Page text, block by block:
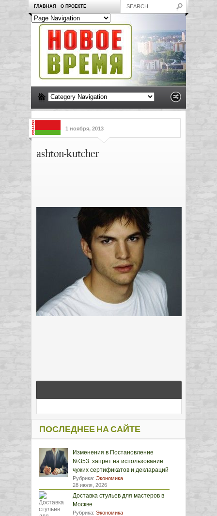
ГЛАВНАЯ О ПРОЕКТЕ
1 ноября, 2013
ashton-kutcher
ПОСЛЕДНЕЕ НА САЙТЕ
Изменения в Постановление
№353: запрет на использование
чужих сертификатов и деклараций
Рубрика: Экономика
28 июля, 2026
Доставка стульев для мастеров в
Москве
Рубрика: Экономика